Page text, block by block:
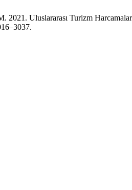
2021. Uluslararası Turizm